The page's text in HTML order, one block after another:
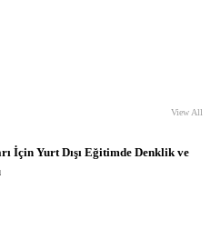
View All
İçin Yurt Dışı Eğitimde Denklik ve